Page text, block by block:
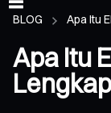
BLOG Apa Itu
Apa Itu